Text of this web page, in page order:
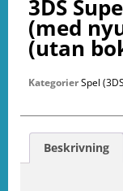
3DS
(med
(utan
KategorierSpel
Beskrivning